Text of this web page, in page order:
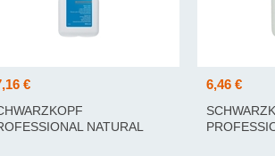
€
NATURAL
6,46 €